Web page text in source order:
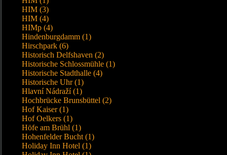
HIM (3)
HIM (4)
HIMp (4)
Hindenburgdamm (1)
Hirschpark (6)
Historisch Delfshaven (2)
Historische Schlossmühle (1)
Historische Stadthalle (4)
Historische Uhr (1)
Hlavní Nádraží (1)
Hochbrücke Brunsbüttel (2)
Hof Kaiser (1)
Hof Oelkers (1)
Höfe am Brühl (1)
Hohenfelder Bucht (1)
Holiday Inn Hotel (1)